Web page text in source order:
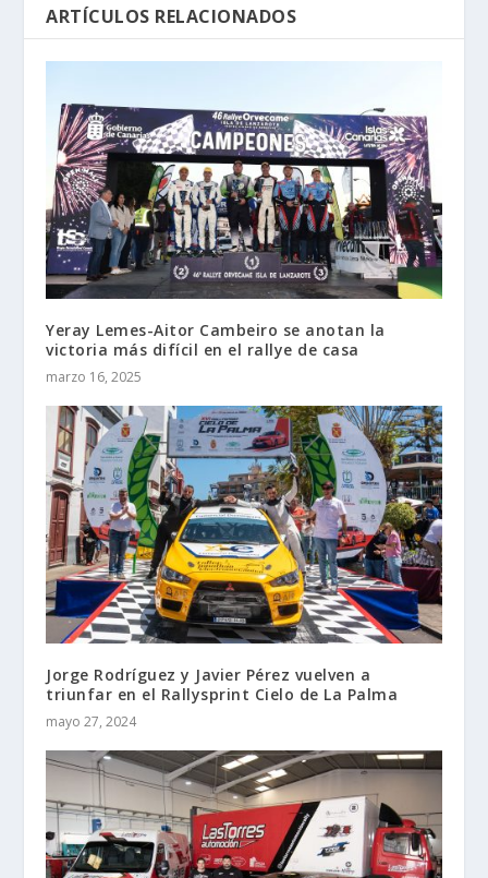
ARTÍCULOS RELACIONADOS
Yeray Lemes-Aitor Cambeiro se anotan la
victoria más difícil en el rallye de casa
marzo 16, 2025
Jorge Rodríguez y Javier Pérez vuelven a
triunfar en el Rallysprint Cielo de La Palma
mayo 27, 2024